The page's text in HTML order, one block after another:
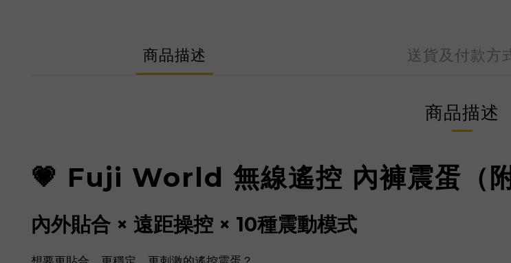
商品描述 送貨及付款方
商品描述
💗 Fuji World 無線遙控 內褲震蛋（附
內外貼合 × 遠距操控 × 10種震動模式